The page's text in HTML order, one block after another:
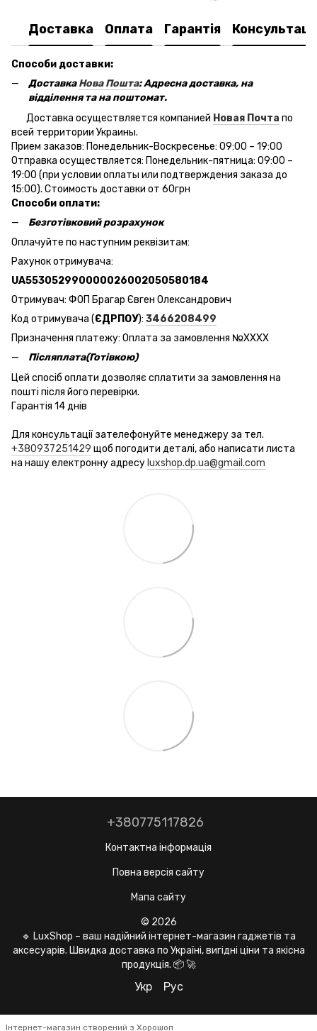
Доставка Оплата Гарантія
Способи доставки:
ДоставкаНова Пошта: Адресна доставка, на
відділення та на поштомат.
Доставка осуществляется компанией Новая Почта по
всей территории Украины.
Прием заказов: Понедельник-Воскресенье: 09:00 – 19:00
Отправка осуществляется: Понедельник-пятница: 09:00 –
19:00 (при условии оплаты или подтверждения заказа до
15:00). Стоимость доставки от 60грн
Способи оплати:
Безготівковий розрахунок
Оплачуйте по наступним реквізитам:
Рахунок отримувача:
UA553052990000026002050580184
Отримувач: ФОП Брагар Євген Олександрович
Код отримувача (ЄДРПОУ): 3466208499
Призначення платежу: Оплата за замовлення №ХХХХ
Післяплата(Готівкою)
Цей спосіб оплати дозволяє сплатити за замовлення на
пошті після його перевірки.
Гарантія 14 днів
Для консультації зателефонуйте менеджеру за тел.
+380937251429 щоб погодити деталі, або написати листа
на нашу електронну адресу luxshop.dp.ua@gmail.com
+380775117826
Контактна інформація
Повна версія сайту
Мапа сайту
© 2026
🔹 LuxShop – ваш надійний інтернет-магазин гаджетів та
аксесуарів. Швидка доставка по Україні, вигідні ціни та якісна
продукція. 📦 🚀
Укр Рус
Інтернет-магазин створений з Хорошоп